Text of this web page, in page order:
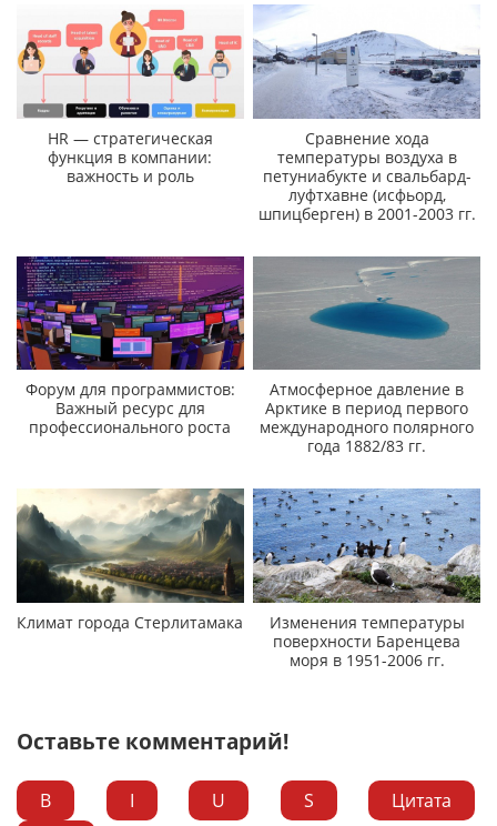
HR — стратегическая
функция в компании:
важность и роль
Сравнение хода
температуры воздуха в
петуниабукте и свальбард-
луфтхавне (исфьорд,
шпицберген) в 2001-2003 гг.
Форум для программистов:
Важный ресурс для
профессионального роста
Атмосферное давление в
Арктике в период первого
международного полярного
года 1882/83 гг.
Климат города Стерлитамака
Изменения температуры
поверхности Баренцева
моря в 1951-2006 гг.
Оставьте комментарий!
B I U S
Цитата